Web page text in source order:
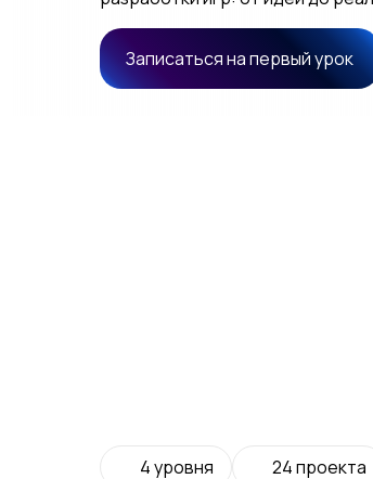
Записаться на первый урок
4 уровня 24 проекта